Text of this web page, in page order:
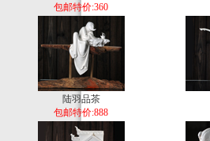
包邮特价:360
陆羽品茶
包邮特价:888